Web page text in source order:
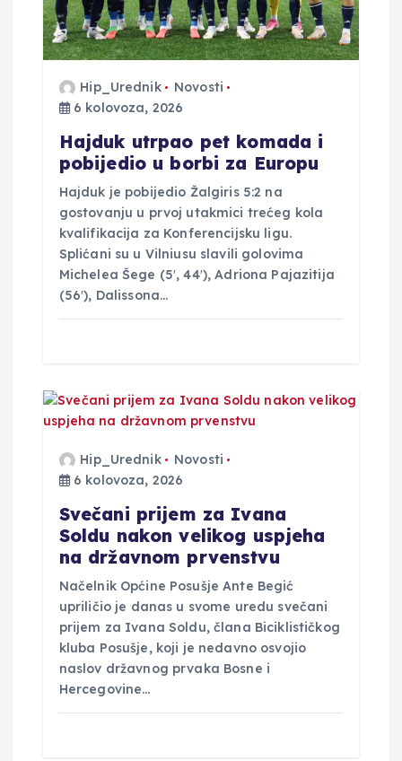
a
Hip_Urednik
Novosti
6 kolovoza, 2026
Hajduk utrpao pet komada i
pobijedio u borbi za Europu
Hajduk je pobijedio Žalgiris 5:2 na
gostovanju u prvoj utakmici trećeg kola
kvalifikacija za Konferencijsku ligu.
Splićani su u Vilniusu slavili golovima
Michelea Šege (5′, 44′), Adriona Pajazitija
(56′), Dalissona…
Hip_Urednik
Novosti
6 kolovoza, 2026
Svečani prijem za Ivana
Soldu nakon velikog uspjeha
na državnom prvenstvu
Načelnik Općine Posušje Ante Begić
upriličio je danas u svome uredu svečani
prijem za Ivana Soldu, člana Biciklističkog
kluba Posušje, koji je nedavno osvojio
naslov državnog prvaka Bosne i
Hercegovine…